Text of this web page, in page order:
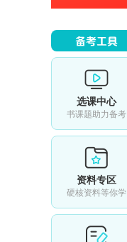
选课中心
书课题助力备考
资料专区
硬核资料等你学